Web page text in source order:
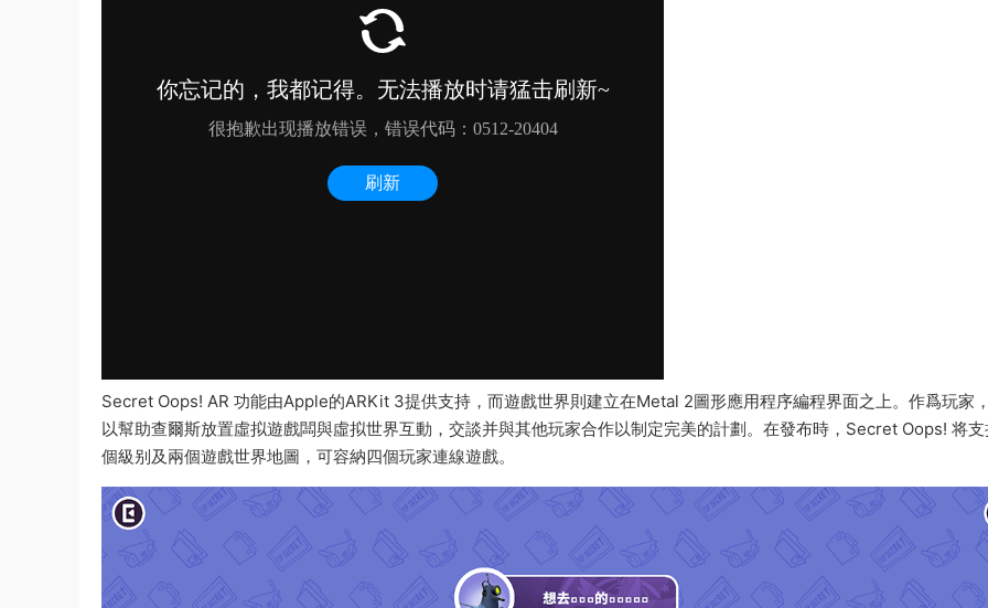
Secret Oops! AR 功能由Apple的ARKit 3提供支持，而遊戲世界則建立在Metal 2圖形應用程序編程界面之上。作爲玩家
以幫助查爾斯放置虛拟遊戲闆與虛拟世界互動，交談并與其他玩家合作以制定完美的計劃。在發布時，Secret Oops! 将
個級别及兩個遊戲世界地圖，可容納四個玩家連線遊戲。